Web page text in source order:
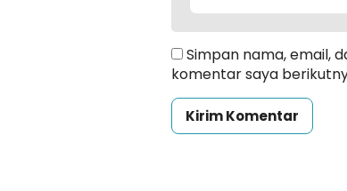
Simpan nama, email,
komentar saya